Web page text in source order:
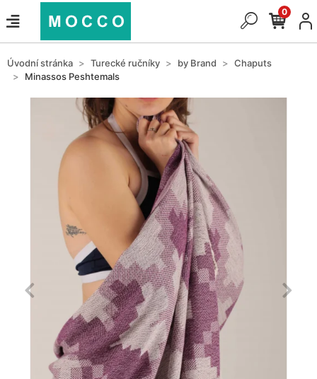
0
Úvodní stránka Turecké ručníky by Brand
Chaputs
Minassos Peshtemals